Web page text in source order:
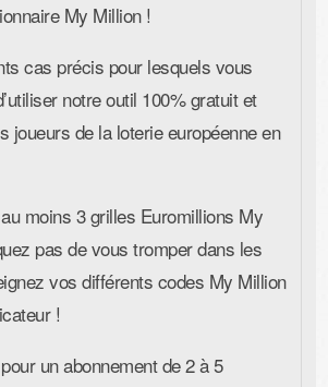
My Million !
cas précis pour lesquels vous
notre outil 100% gratuit et
joueurs de la loterie européenne en
moins 3 grilles Euromillions My
pas de vous tromper dans les
vos différents codes My Million
!
un abonnement de 2 à 5